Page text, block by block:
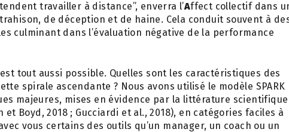
travailler à distance”, enverra l’Affect collectif dans
de déception et de haine. Cela conduit souvent à
culminant dans l’évaluation négative de la performance
tout aussi possible. Quelles sont les caractéristiques des
spirale ascendante ? Nous avons utilisé le modèle SPARK
majeures, mises en évidence par la littérature scientifique
et Boyd, 2018 ; Gucciardi et al., 2018), en catégories faciles à
vous certains des outils qu’un manager, un coach ou un